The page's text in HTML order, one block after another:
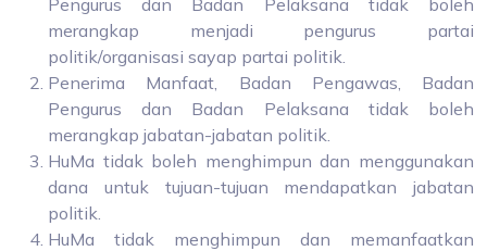
Pengurus dan Badan Pelaksana tidak boleh
merangkap menjadi pengurus partai
politik/organisasi sayap partai politik.
Penerima Manfaat, Badan Pengawas, Badan
Pengurus dan Badan Pelaksana tidak boleh
merangkap jabatan-jabatan politik.
HuMa tidak boleh menghimpun dan menggunakan
dana untuk tujuan-tujuan mendapatkan jabatan
politik.
HuMa tidak menghimpun dan memanfaatkan